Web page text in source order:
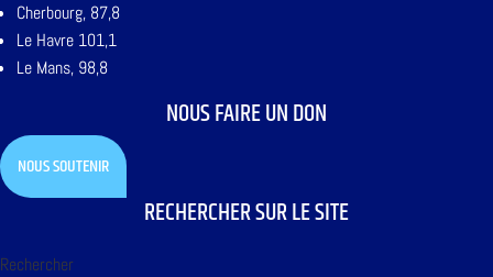
Cherbourg, 87,8
Le Havre 101,1
Le Mans, 98,8
NOUS FAIRE UN DON
NOUS SOUTENIR
RECHERCHER SUR LE SITE
Rechercher